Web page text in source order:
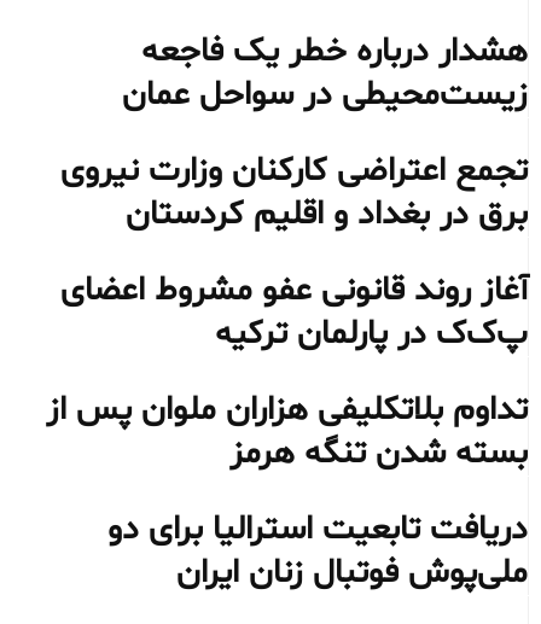
هشدار درباره خطر یک فاجعه
زیست‌محیطی در سواحل عمان
تجمع اعتراضی کارکنان وزارت نیروی
برق در بغداد و اقلیم کردستان
آغاز روند قانونی عفو مشروط اعضای
پ‌ک‌ک در پارلمان ترکیه
تداوم بلاتکلیفی هزاران ملوان پس از
بسته شدن تنگه هرمز
دریافت تابعیت استرالیا برای دو
ملی‌پوش فوتبال زنان ایران